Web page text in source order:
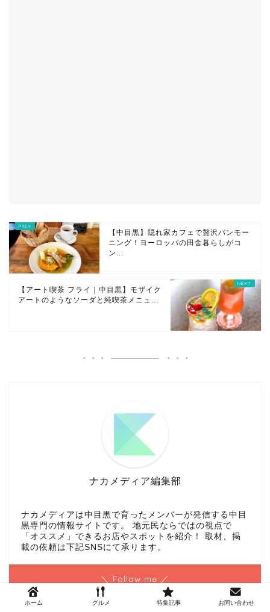
【中目黒】隠れ家カフェで贅沢パンモー
ニング！ヨーロッパの田舎暮らしがコ
ン...
【アート喫茶 フライ｜中目黒】モザイク
アートのようなソーダと純喫茶メニュ...
ナカメディア編集部
ナカメディアは中目黒で育ったメンバーが発信する中目
黒専門の情報サイトです。 地元民ならではの視点で
「オススメ」できるお店やスポットを紹介！ 取材、掲
載の依頼は下記SNSにて承ります。
＼ Follow me ／
ホーム グルメ 特集記事 お問い合わせ